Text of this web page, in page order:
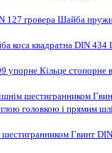
127 гровера Шайба
коса квадратна DIN 434
упорне Кільце стопорне
шестигранником
головкою і прямим
Гвинт